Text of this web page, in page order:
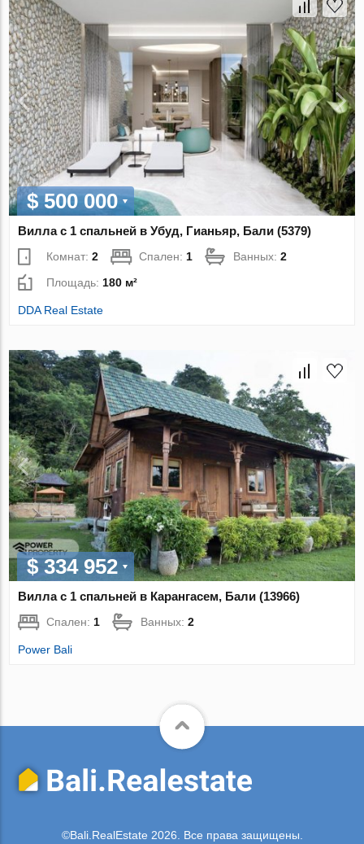
$ 500 000
Вилла с 1 спальней в Убуд, Гианьяр, Бали (5379)
Комнат:2 Спален: 1 Ванных:2
Площадь: 180 м²
DDA Real Estate
$ 334 952
Вилла с 1 спальней в Карангасем, Бали (13966)
Спален: 1 Ванных:2
Power Bali
©Bali.RealEstate 2026. Все права защищены.